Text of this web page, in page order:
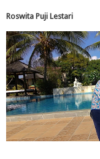
Roswita Puji Lestari